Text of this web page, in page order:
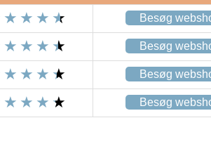
Besøg
Besøg
Besøg
Besøg